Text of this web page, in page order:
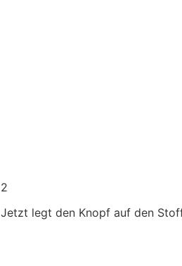
2
Jetzt legt den Knopf auf den